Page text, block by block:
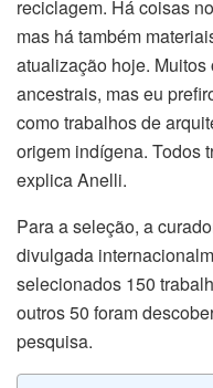
reciclagem. Há coisas
mas há também
atualização hoje.
ancestrais, mas eu
como trabalhos de
origem indígena. Todos
explica Anelli.
Para a seleção, a
divulgada
selecionados 150
outros 50 foram
pesquisa.